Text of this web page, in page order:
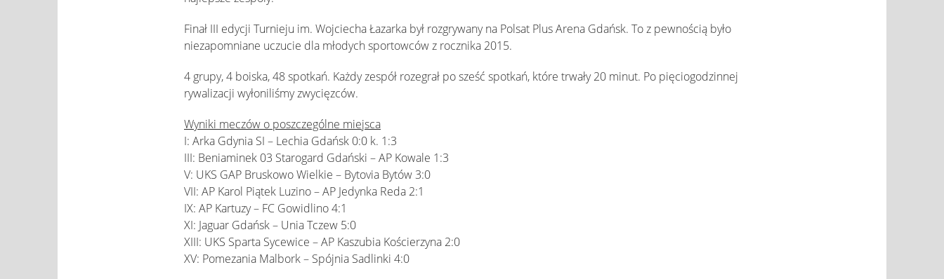
Finał III edycji Turnieju im. Wojciecha Łazarka był rozgrywany na Polsat Plus Arena Gdańsk. To z pewnością było
niezapomniane uczucie dla młodych sportowców z rocznika 2015.
4 grupy, 4 boiska, 48 spotkań. Każdy zespół rozegrał po sześć spotkań, które trwały 20 minut. Po pięciogodzinnej
rywalizacji wyłoniliśmy zwycięzców.
Wyniki meczów o poszczególne miejsca
I: Arka Gdynia SI – Lechia Gdańsk 0:0 k. 1:3
III: Beniaminek 03 Starogard Gdański – AP Kowale 1:3
V: UKS GAP Bruskowo Wielkie – Bytovia Bytów 3:0
VII: AP Karol Piątek Luzino – AP Jedynka Reda 2:1
IX: AP Kartuzy – FC Gowidlino 4:1
XI: Jaguar Gdańsk – Unia Tczew 5:0
XIII: UKS Sparta Sycewice – AP Kaszubia Kościerzyna 2:0
XV: Pomezania Malbork – Spójnia Sadlinki 4:0